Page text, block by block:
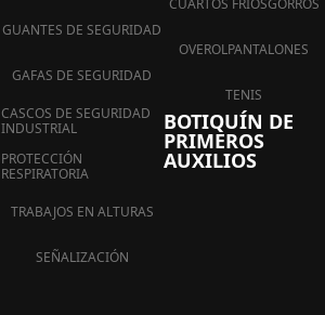
GUANTES DE SEGURIDAD
GAFAS DE SEGURIDAD
CASCOS DE SEGURIDAD
INDUSTRIAL
PROTECCIÓN
RESPIRATORIA
TRABAJOS EN ALTURAS
SEÑALIZACIÓN
OVEROLPANTALONES
TENIS
BOTIQUÍN DE
PRIMEROS
AUXILIOS